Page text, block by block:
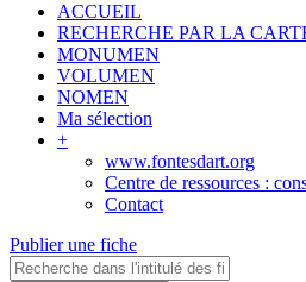
ACCUEIL
RECHERCHE PAR LA
MONUMEN
VOLUMEN
NOMEN
Ma sélection
+
www.fontesdart.org
Centre de ressources :
Contact
Publier une fiche